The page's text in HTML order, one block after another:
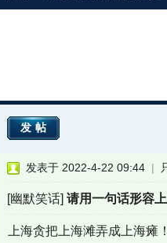
发帖
发表于 2022-4-22 09:44 |
[幽默笑话]请用一句话形容
上海贪把上海滩弄成上海瘫